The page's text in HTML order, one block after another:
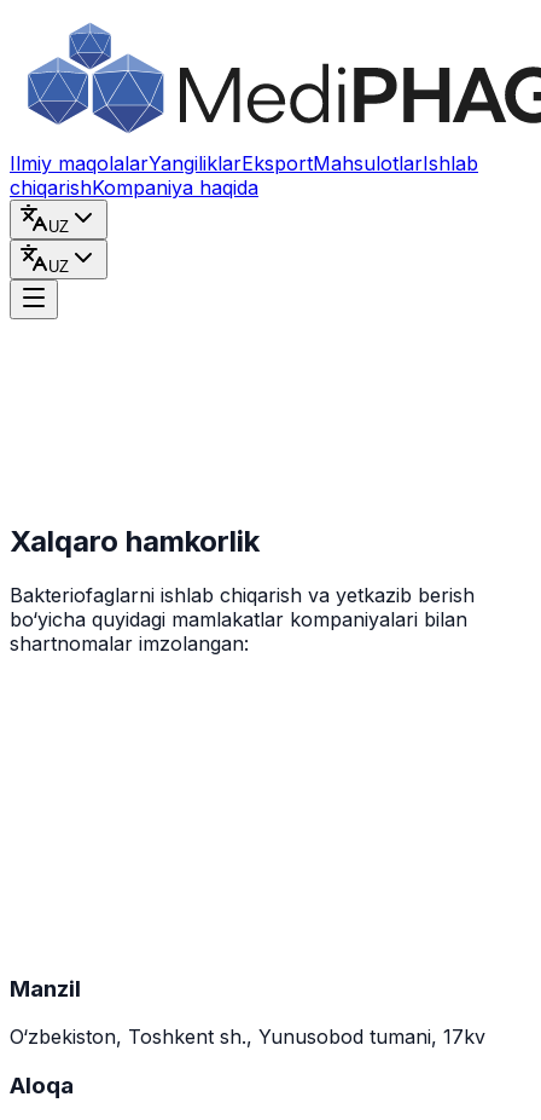
Kontentga o‘tish
Ilmiy maqolalarYangiliklarEksportMahsulotlarIshlab
chiqarishKompaniya haqida
UZ
UZ
Xalqaro hamkorlik
Bakteriofaglarni ishlab chiqarish va yetkazib berish
bo‘yicha quyidagi mamlakatlar kompaniyalari bilan
shartnomalar imzolangan:
Manzil
O‘zbekiston, Toshkent sh., Yunusobod tumani, 17kv
Aloqa